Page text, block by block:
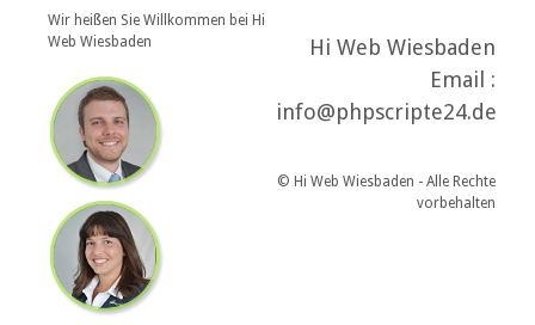
Wir heißen Sie Willkommen bei Hi
Web Wiesbaden
Hi Web Wiesbaden
Email :
info@phpscripte24.de
© Hi Web Wiesbaden - Alle Rechte
vorbehalten